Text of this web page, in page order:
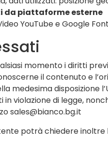
da piattaforme esterne
YouTube e Google
momento i diritti
il contenuto e
medesima
violazione di legge,
sales@bianco.bg.it
potrà chiedere